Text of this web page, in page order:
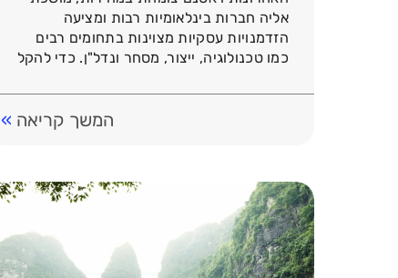
אליה חברות בינלאומיות רבות ומציעה
הזדמנויות עסקיות מצוינות בתחומים רבים
כמו טכנולוגיה, ייצור, מסחר ונדל"ן. כדי להקל
זמינה כעת באתר ויזה.נט אפשרות להנפיק
המשך קריאה »